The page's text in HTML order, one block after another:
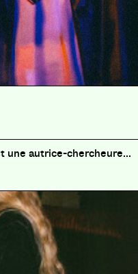
une autrice-chercheure...